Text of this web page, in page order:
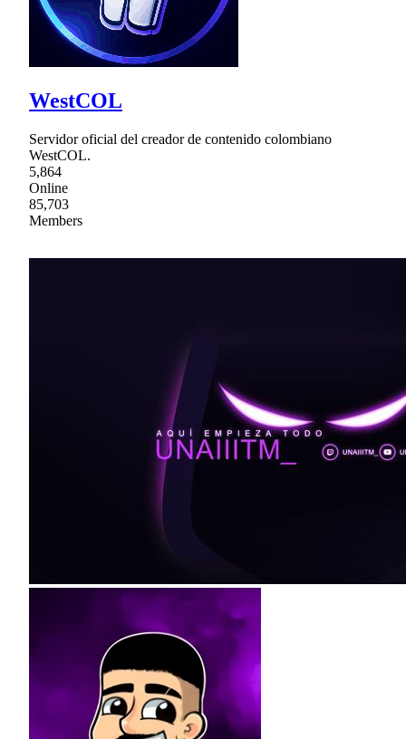
WestCOL
Servidor oficial del creador de contenido colombiano
WestCOL.
5,864
Online
85,703
Members